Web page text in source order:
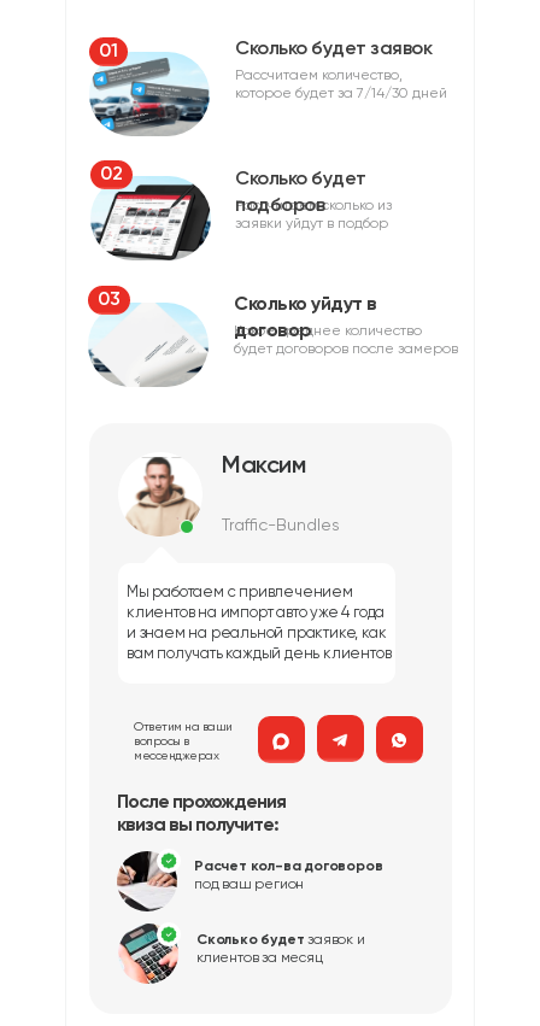
После прохождения
квиза вы получите:
Ответим на ваши
вопросы в
мессенджерах
Мы работаем с привлечением
клиентов на импорт авто уже 4 года
и знаем на реальной практике, как
вам получать каждый день клиентов
Сколько будетзаявок и
клиентов за месяц
Расчет кол-ва договоров
под ваш регион
Какое среднее количество
будет договоров после замеров
Максим
Traffic-Bundles
Сколько уйдут в
договор
03
Рассчитаем сколько из
заявки уйдут в подбор
Сколько будет
подборов
02
Рассчитаем количество,
которое будет за 7/14/30 дней
Сколько будет заявок
01